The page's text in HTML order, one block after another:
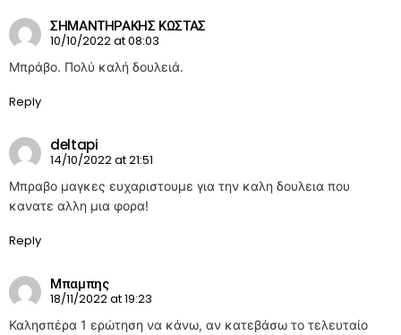
ΣΗΜΑΝΤΗΡΑΚΗΣ ΚΩΣΤΑΣ
10/10/2022 at 08:03
Μπράβο. Πολύ καλή δουλειά.
Reply
deltapi
14/10/2022 at 21:51
Μπραβο μαγκες ευχαριστουμε για την καλη δουλεια που
κανατε αλλη μια φορα!
Reply
Μπαμπης
18/11/2022 at 19:23
Καλησπέρα 1 ερώτηση να κάνω, αν κατεβάσω το τελευταίο